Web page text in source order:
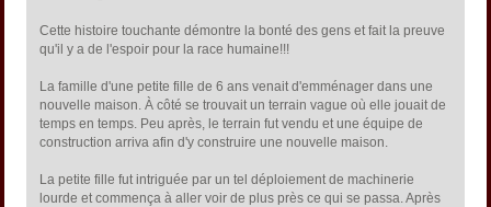
Cette histoire touchante démontre la bonté des gens et fait la preuve
qu'il y a de l'espoir pour la race humaine!!!
La famille d'une petite fille de 6 ans venait d'emménager dans une
nouvelle maison. À côté se trouvait un terrain vague où elle jouait de
temps en temps. Peu après, le terrain fut vendu et une équipe de
construction arriva afin d'y construire une nouvelle maison.
La petite fille fut intriguée par un tel déploiement de machinerie
lourde et commença à aller voir de plus près ce qui se passa. Après